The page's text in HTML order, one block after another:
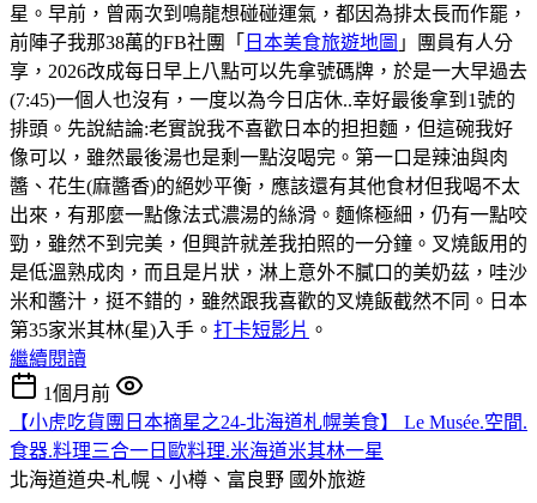
星。早前，曾兩次到鳴龍想碰碰運氣，都因為排太長而作罷，
前陣子我那38萬的FB社團「 日本美食旅遊地圖 」團員有人分
享，2026改成每日早上八點可以先拿號碼牌，於是一大早過去
(7:45)一個人也沒有，一度以為今日店休..幸好最後拿到1號的
排頭。先說結論:老實說我不喜歡日本的担担麵，但這碗我好
像可以，雖然最後湯也是剩一點沒喝完。第一口是辣油與肉
醬、花生(麻醬香)的絕妙平衡，應該還有其他食材但我喝不太
出來，有那麼一點像法式濃湯的絲滑。麵條極細，仍有一點咬
勁，雖然不到完美，但興許就差我拍照的一分鐘。叉燒飯用的
是低溫熟成肉，而且是片狀，淋上意外不膩口的美奶茲，哇沙
米和醬汁，挺不錯的，雖然跟我喜歡的叉燒飯截然不同。日本
第35家米其林(星)入手。 打卡短影片 。
繼續閱讀
1個月前
【小虎吃貨團日本摘星之24-北海道札幌美食】 Le Musée.空間.
食器.料理三合一日歐料理.米海道米其林一星
北海道道央-札幌、小樽、富良野 國外旅遊